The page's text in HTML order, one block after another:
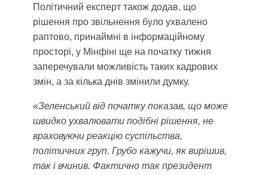
Політичний експерт також додав, що
рішення про звільнення було ухвалено
раптово, принаймні в інформаційному
просторі, у Мінфіні ще на початку тижня
заперечували можливість таких кадрових
змін, а за кілька днів змінили думку.
«Зеленський від початку показав, що може
швидко ухвалювати подібні рішення, не
враховуючи реакцію суспільства,
політичних груп. Грубо кажучи, як вирішив,
так і вчинив. Фактично так президент